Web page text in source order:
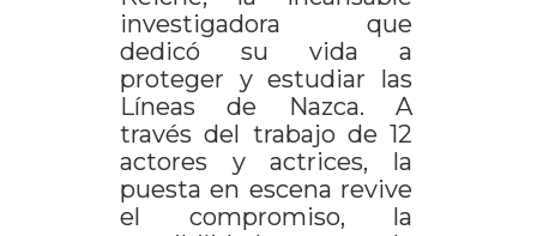
investigadora que
dedicó su vida a
proteger y estudiar las
Líneas de Nazca. A
través del trabajo de 12
actores y actrices, la
puesta en escena revive
el compromiso, la